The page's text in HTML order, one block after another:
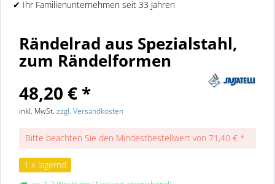
✔ Ihr Familienunternehmen seit 33 Jahren
Rändelrad aus Spezialstahl,
zum Rändelformen
48,20 € *
inkl. MwSt. zzgl. Versandkosten
Bitte beachten Sie den Mindestbestellwert von 71,40 € *
1 x lagernd